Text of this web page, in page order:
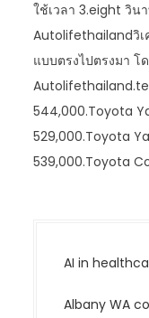
ใช้เวลา 3.eight วิน
Autolifethailandวิเ
แบบตรงไปตรงมา โ
544,000.Toyota
529,000.Toyota
539,000.Toyota
AI in
Albany WA